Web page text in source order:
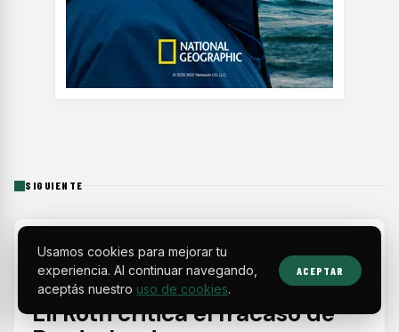
SIGUIENTE
HOME ELI ROTH CRITICA EL FRACASO DE BORDERLANDS POR ...
ESTRENOS
Eli Roth critica el fracaso de
Usamos cookies para mejorar tu
experiencia. Al continuar navegando,
aceptás nuestro uso de cookies.
ACEPTAR